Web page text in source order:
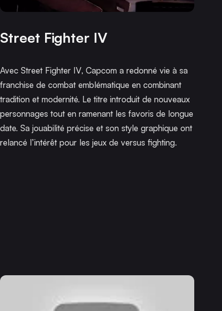
Street Fighter IV
Avec Street Fighter IV, Capcom a redonné vie à sa
franchise de combat emblématique en combinant
tradition et modernité. Le titre introduit de nouveaux
personnages tout en ramenant les favoris de longue
date. Sa jouabilité précise et son style graphique ont
relancé l’intérêt pour les jeux de versus fighting.